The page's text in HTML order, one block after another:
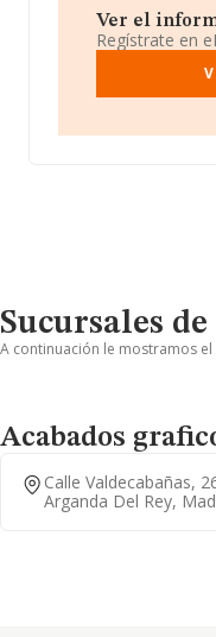
Ver el
Regístrate en
Sucursales
A continuación le mostramos
Acabados
Calle Valdecabañas,
Arganda Del Rey,